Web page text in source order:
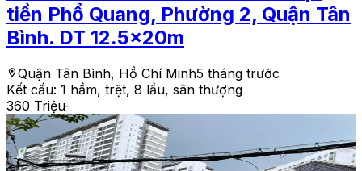
tiền Phổ Quang, Phường 2, Quận Tân
Bình. DT 12.5x20m
Quận Tân Bình, Hồ Chí Minh5 tháng trước
Kết cấu: 1 hầm, trệt, 8 lầu, sân thượng
360 Triệu-